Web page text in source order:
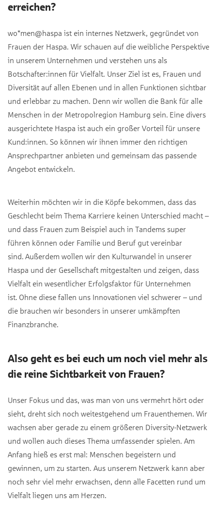
erreichen?
wo*men@haspa ist ein internes Netzwerk, gegründet von
Frauen der Haspa. Wir schauen auf die weibliche Perspektive
in unserem Unternehmen und verstehen uns als
Botschafter:innen für Vielfalt. Unser Ziel ist es, Frauen und
Diversität auf allen Ebenen und in allen Funktionen sichtbar
und erlebbar zu machen. Denn wir wollen die Bank für alle
Menschen in der Metropolregion Hamburg sein. Eine divers
ausgerichtete Haspa ist auch ein großer Vorteil für unsere
Kund:innen. So können wir ihnen immer den richtigen
Ansprechpartner anbieten und gemeinsam das passende
Angebot entwickeln.
Weiterhin möchten wir in die Köpfe bekommen, dass das
Geschlecht beim Thema Karriere keinen Unterschied macht –
und dass Frauen zum Beispiel auch in Tandems super
führen können oder Familie und Beruf gut vereinbar
sind. Außerdem wollen wir den Kulturwandel in unserer
Haspa und der Gesellschaft mitgestalten und zeigen, dass
Vielfalt ein wesentlicher Erfolgsfaktor für Unternehmen
ist. Ohne diese fallen uns Innovationen viel schwerer – und
die brauchen wir besonders in unserer umkämpften
Finanzbranche.
Also geht es bei euch um noch viel mehr als
die reine Sichtbarkeit von Frauen?
Unser Fokus und das, was man von uns vermehrt hört oder
sieht, dreht sich noch weitestgehend um Frauenthemen. Wir
wachsen aber gerade zu einem größeren Diversity-Netzwerk
und wollen auch dieses Thema umfassender spielen. Am
Anfang hieß es erst mal: Menschen begeistern und
gewinnen, um zu starten. Aus unserem Netzwerk kann aber
noch sehr viel mehr erwachsen, denn alle Facetten rund um
Vielfalt liegen uns am Herzen.